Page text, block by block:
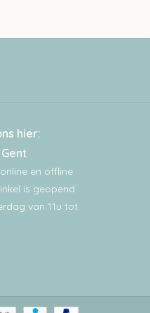
hier:
en offline
is geopend
van 11u tot